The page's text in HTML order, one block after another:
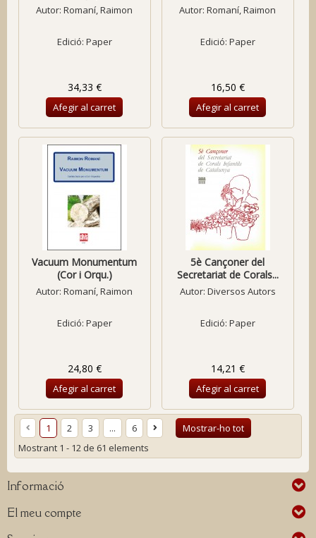
Autor:Romaní, Raimon
Edició: Paper
34,33 €
Afegir al carret
Autor:Romaní, Raimon
Edició: Paper
16,50 €
Afegir al carret
Vacuum Monumentum
(Cor i Orqu.)
Autor:Romaní, Raimon
Edició: Paper
24,80 €
Afegir al carret
5è Cançoner del
Secretariat de Corals...
Autor: Diversos Autors
Edició: Paper
14,21 €
Afegir al carret
Mostrar-ho tot
1 2 3 ...
6
Mostrant 1 - 12 de 61 elements
Informació
El meu compte